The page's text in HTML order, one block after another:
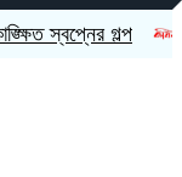
গল্প রীতি